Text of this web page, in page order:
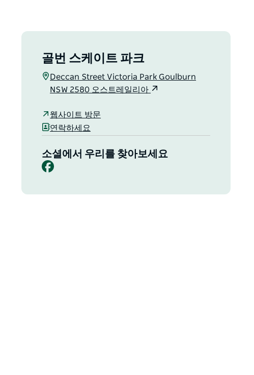
골번 스케이트 파크
Deccan Street Victoria Park Goulburn
NSW 2580 오스트레일리아
웹사이트 방문
연락하세요
소셜에서 우리를 찾아보세요
Facebook